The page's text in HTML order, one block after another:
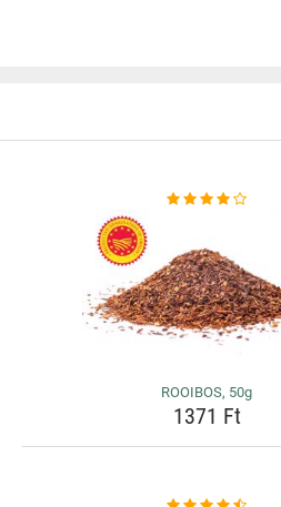
ROOIBOS, 50g
1371 Ft